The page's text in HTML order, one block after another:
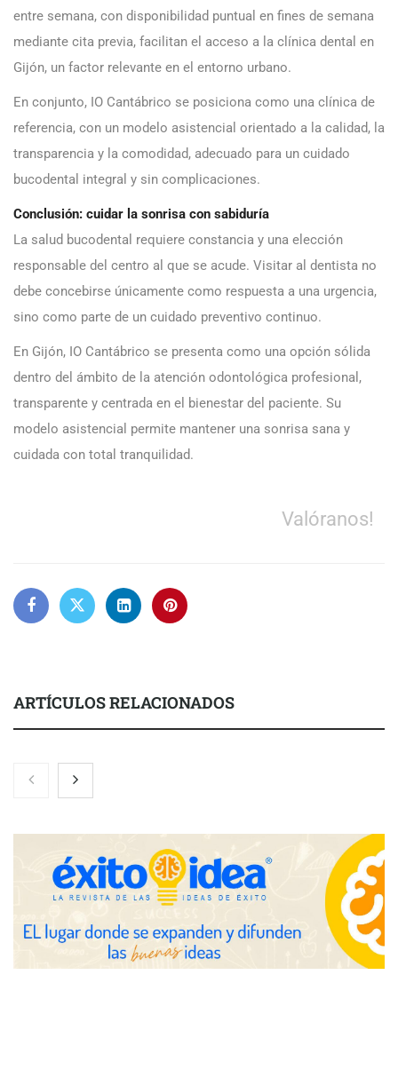
entre semana, con disponibilidad puntual en fines de semana
mediante cita previa, facilitan el acceso a la clínica dental en
Gijón, un factor relevante en el entorno urbano.
En conjunto, IO Cantábrico se posiciona como una clínica de
referencia, con un modelo asistencial orientado a la calidad, la
transparencia y la comodidad, adecuado para un cuidado
bucodental integral y sin complicaciones.
Conclusión: cuidar la sonrisa con sabiduría
La salud bucodental requiere constancia y una elección
responsable del centro al que se acude. Visitar al dentista no
debe concebirse únicamente como respuesta a una urgencia,
sino como parte de un cuidado preventivo continuo.
En Gijón, IO Cantábrico se presenta como una opción sólida
dentro del ámbito de la atención odontológica profesional,
transparente y centrada en el bienestar del paciente. Su
modelo asistencial permite mantener una sonrisa sana y
cuidada con total tranquilidad.
Valóranos!
ARTÍCULOS RELACIONADOS
Nicols presenta seis modelos de anillos de compromiso para el
eclipse solar del 12 de agosto
Zoomex mejora su Strategy Center con herramientas
avanzadas para trading estratégico
COMPALISS de LYSOTRIC: cuando un solo producto multiplica
las posibilidades del salón profesional